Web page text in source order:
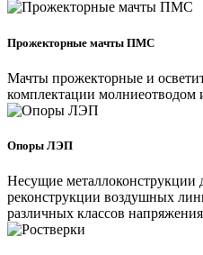
Прожекторные мачты ПМС
Мачты прожекторные и
комплектации молниеотводом
Опоры ЛЭП
Несущие металлоконструкции
реконструкции воздушных
различных классов